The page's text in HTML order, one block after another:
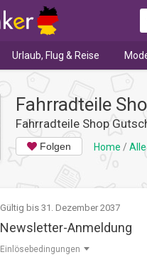
Urlaub, Flug & Reise
Fahrradteile
Fahrradteile Shop
Folgen Home /
Gültig bis 31. Dezember 2037
Newsletter-Anmeldung
Einlösebedingungen